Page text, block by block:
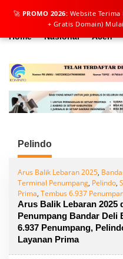
🚀 PROMO 2026: Website
+ Gratis Domain) Mulai
a Home Nasional Aceh
Pelindo
Arus Balik Lebaran 2025,
Terminal Penumpang, Pelindo,
Prima, Tembus 6.937
Arus Balik Lebaran 2025
Penumpang Bandar Deli
6.937 Penumpang,
Layanan Prima